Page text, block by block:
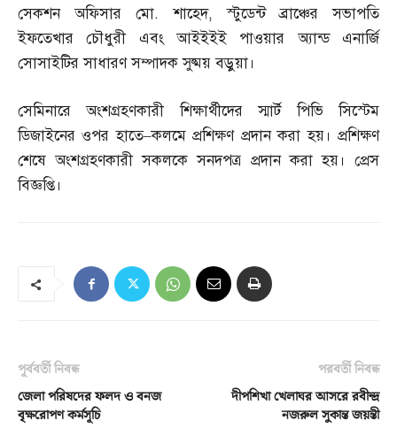
সেকশন অফিসার মো.শাহেদ,স্টুডেন্ট ব্রাঞ্চের সভাপতি
ইফতেখার চৌধুরী এবং আইইইই পাওয়ার অ্যান্ড এনার্জি
সোসাইটির সাধারণ সম্পাদক সুষ্ময় বড়ুয়া।
সেমিনারে অংশগ্রহণকারী শিক্ষার্থীদের স্মার্ট পিভি সিস্টেম
ডিজাইনের ওপর হাতে–কলমে প্রশিক্ষণ প্রদান করা হয়। প্রশিক্ষণ
শেষে অংশগ্রহণকারী সকলকে সনদপত্র প্রদান করা হয়। প্রেস
বিজ্ঞপ্তি।
পূর্ববর্তী নিবন্ধ
জেলা পরিষদের ফলদ ও বনজ
বৃক্ষরোপণ কর্মসূচি
পরবর্তী নিবন্ধ
দীপশিখা খেলাঘর আসরে রবীন্দ্র
নজরুল সুকান্ত জয়ন্তী